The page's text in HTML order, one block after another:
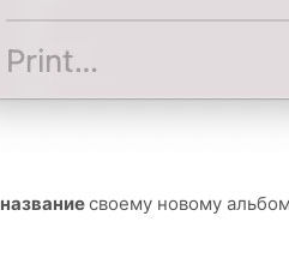
названиесвоему новому